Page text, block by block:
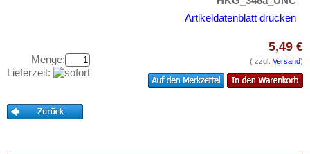
Jemen, Arabische Rep.
Jemen, Demokratische Rep.
Jordanien
Aufbewahrung
Artikeldatenblatt drucken
Menge:
Lieferzeit:
5,49 €
( zzgl. Versand)